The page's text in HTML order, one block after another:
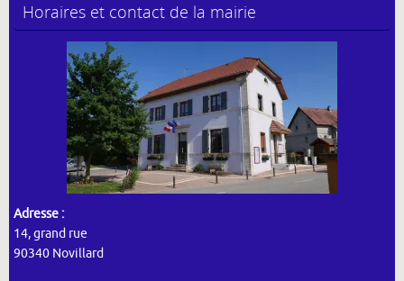
Horaires et contact de la mairie
Adresse :
14, grand rue
90340 Novillard